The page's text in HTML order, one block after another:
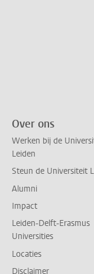
Over ons
Werken bij de
Leiden
Steun de Universiteit
Alumni
Impact
Leiden-Delft-Erasmus
Universities
Locaties
Disclaimer